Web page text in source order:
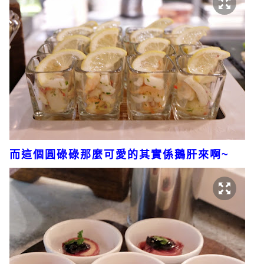
而這個圓碌碌那麼可愛的其實係鵝肝來啊~